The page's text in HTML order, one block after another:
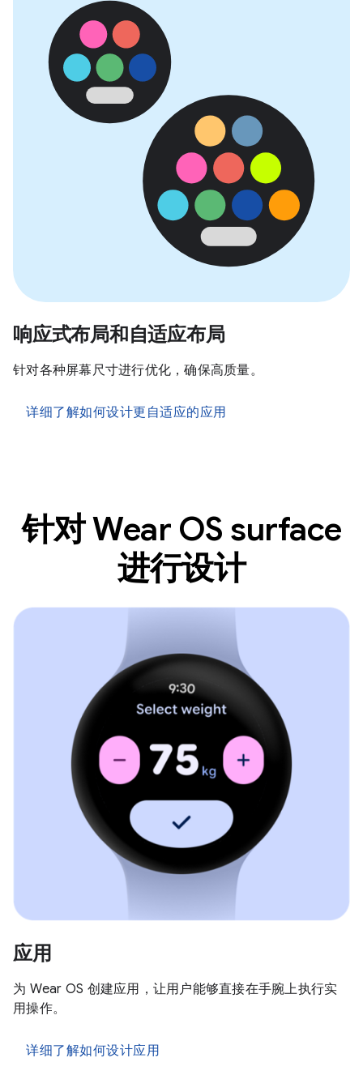
响应式布局和自适应布局
针对各种屏幕尺寸进行优化，确保高质量。
详细了解如何设计更自适应的应用
针对 Wear OS surface
进行设计
应用
为 Wear OS 创建应用，让用户能够直接在手腕上执行实
用操作。
详细了解如何设计应用